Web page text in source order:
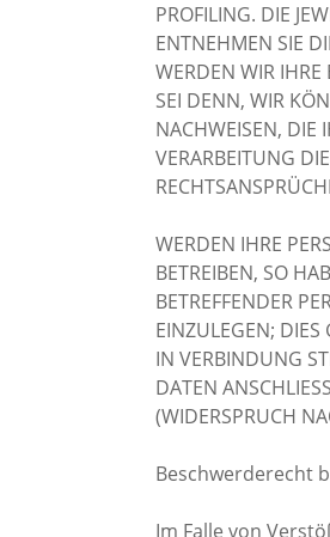
PROFILING. DIE
ENTNEHMEN SIE
WERDEN WIR IHRE
SEI DENN, WIR
NACHWEISEN, DIE
VERARBEITUNG
WERDEN IHRE
BETREIBEN, SO
BETREFFENDER
EINZULEGEN; DIES
IN VERBINDUNG
DATEN
(WIDERSPRUCH
Beschwerderecht
Im Falle von